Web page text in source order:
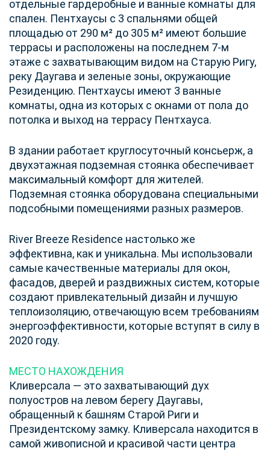
отдельные гардеробные и ванные комнаты для
спален. Пентхаусы с 3 спальнями общей
площадью от 290 м² до 305 м² имеют большие
террасы и расположены на последнем 7-м
этаже с захватывающим видом на Старую Ригу,
реку Даугава и зеленые зоны, окружающие
Резиденцию. Пентхаусы имеют 3 ванные
комнаты, одна из которых с окнами от пола до
потолка и выход на террасу Пентхауса.
В здании работает круглосуточный консьерж, а
двухэтажная подземная стоянка обеспечивает
максимальный комфорт для жителей.
Подземная стоянка оборудована специальными
подсобными помещениями разных размеров.
River Breeze Residence настолько же
эффективна, как и уникальна. Мы использовали
самые качественные материалы для окон,
фасадов, дверей и раздвижных систем, которые
создают привлекательный дизайн и лучшую
теплоизоляцию, отвечающую всем требованиям
энергоэффективности, которые вступят в силу в
2020 году.
МЕСТО НАХОЖДЕНИЯ
Кливерсала — это захватывающий дух
полуостров на левом берегу Даугавы,
обращенный к башням Старой Риги и
Президентскому замку. Кливерсала находится в
самой живописной и красивой части центра